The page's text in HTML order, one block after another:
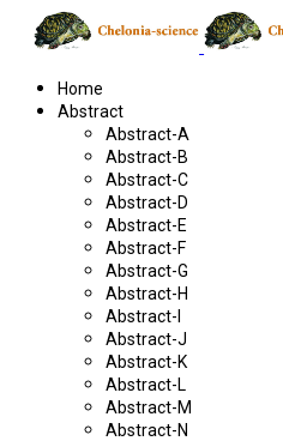
Home
Abstract
Abstract-A
Abstract-B
Abstract-C
Abstract-D
Abstract-E
Abstract-F
Abstract-G
Abstract-H
Abstract-I
Abstract-J
Abstract-K
Abstract-L
Abstract-M
Abstract-N